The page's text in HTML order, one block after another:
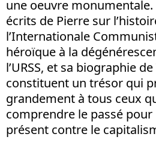
une oeuvre
écrits de Pierre sur
l’Internationale
héroïque à la
l’URSS, et sa biographie
constituent un trésor qui
grandement à tous ceux
comprendre le passé
présent contre le